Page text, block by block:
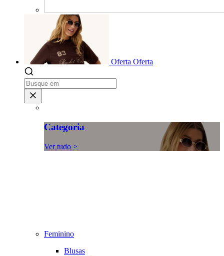
Oferta Oferta
Categoria
Ver tudo >
Feminino
Blusas